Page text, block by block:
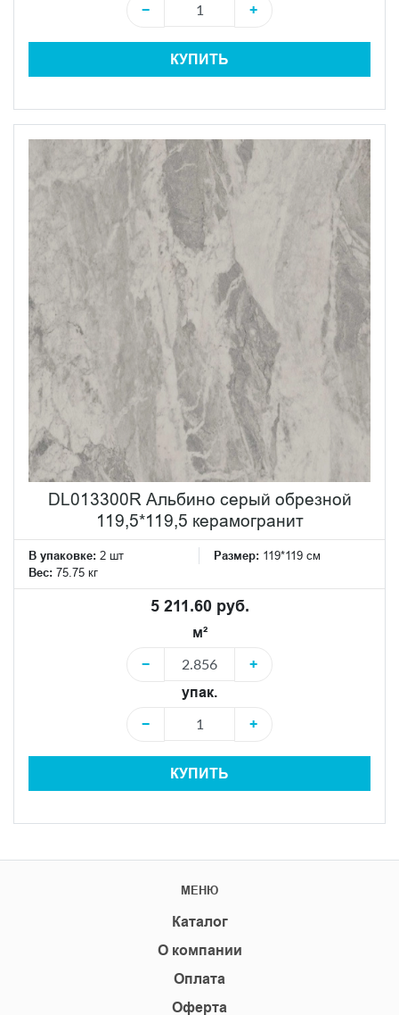
−
+
КУПИТЬ
DL013300R Альбино серый обрезной
119,5*119,5 керамогранит
В упаковке: 2 шт Размер: 119*119 см
Вес: 75.75 кг
5 211.60 руб.
м²
−
+
упак.
−
+
КУПИТЬ
МЕНЮ
Каталог
О компании
Оплата
Оферта